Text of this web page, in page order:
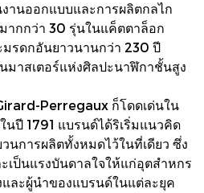
านออกแบบและการผลิตกลไก
ากกว่า 30 รุ่นในแค็ตตาล็อก
รดกอันยาวนานกว่า 230 ปี
มาสเตอร์แห่งศิลปะนาฬิกาชั้นสูง
Perregaux ก็โดดเด่นใน
นปี 1791 แบรนด์ได้ริเริ่มแนวคิด
นการผลิตทั้งหมดไว้ในที่เดียว ซึ่ง
เป็นแรงบันดาลใจให้แก่อุตสำหกร
ละผู้นำของแบรนด์ในแต่ละยุค